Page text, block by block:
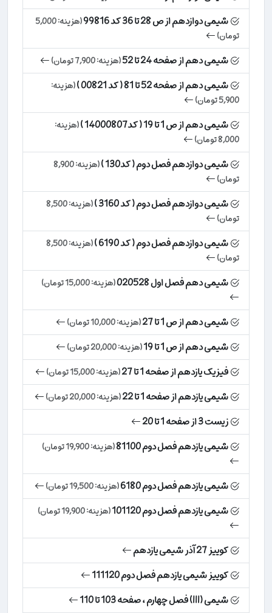
شیمی دوازدهم از ص 28 تا 36 کد 99816
(هزینه: 5,000
تومان)
شیمی دهم از صفحه 24 تا 52 (هزینه: 7,900 تومان)
شیمی دهم از صفحه 52 تا 81 ( کد 00821 )
(هزینه:
5,900 تومان)
شیمی دهم از ص 1 تا 19 ( کد14000807 )
(هزینه:
8,000 تومان)
شیمی دوازدهم فصل دوم ( کد130 )
(هزینه: 8,900
تومان)
شیمی دوازدهم فصل دوم ( کد 3160 )
(هزینه: 8,500
تومان)
شیمی دوازدهم فصل دوم ( کد 6190 )
(هزینه: 8,500
تومان)
شیمی دهم فصل اول 020528 (هزینه: 15,000 تومان)
شیمی دهم از ص 1 تا 27 (هزینه: 10,000 تومان)
شیمی دهم از ص 1 تا 19 (هزینه: 20,000 تومان)
فیزیک یازدهم از صفحه 1 تا 27 (هزینه: 15,000 تومان)
شیمی یازدهم از صفحه 1 تا 22 (هزینه: 20,000 تومان)
زیست 3 از صفحه 1 تا 20
شیمی یازدهم فصل دوم 81100
(هزینه: 19,900 تومان)
شیمی یازدهم فصل دوم 6180 (هزینه: 19,500 تومان)
شیمی یازدهم فصل دوم 101120 (هزینه: 19,900 تومان)
کوییز 27 آذر شیمی یازدهم
کوییز شیمی یازدهم فصل دوم 111120
شیمی (III) فصل چهارم ، صفحه 103 تا 110